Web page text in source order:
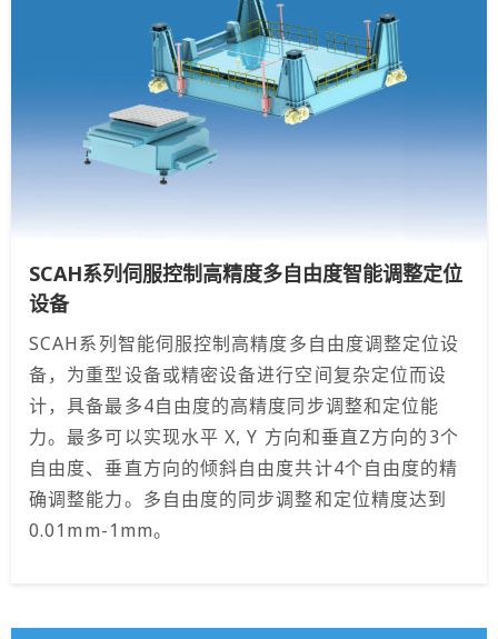
SCAH系列伺服控制高精度多自由度智能调整定位
设备
SCAH系列智能伺服控制高精度多自由度调整定位设
备，为重型设备或精密设备进行空间复杂定位而设
计，具备最多4自由度的高精度同步调整和定位能
力。最多可以实现水平 X, Y 方向和垂直Z方向的3个
自由度、垂直方向的倾斜自由度共计4个自由度的精
确调整能力。多自由度的同步调整和定位精度达到
0.01mm-1mm。